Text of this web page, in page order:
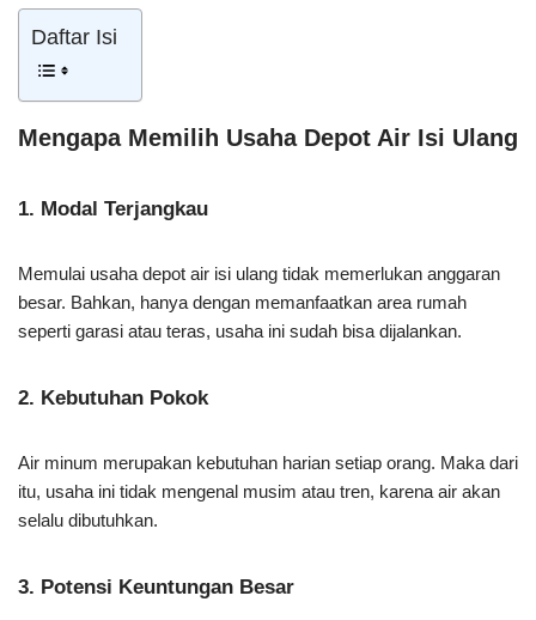
Daftar Isi
Mengapa Memilih Usaha Depot Air Isi Ulang
1. Modal Terjangkau
Memulai usaha depot air isi ulang tidak memerlukan anggaran
besar. Bahkan, hanya dengan memanfaatkan area rumah
seperti garasi atau teras, usaha ini sudah bisa dijalankan.
2. Kebutuhan Pokok
Air minum merupakan kebutuhan harian setiap orang. Maka dari
itu, usaha ini tidak mengenal musim atau tren, karena air akan
selalu dibutuhkan.
3. Potensi Keuntungan Besar